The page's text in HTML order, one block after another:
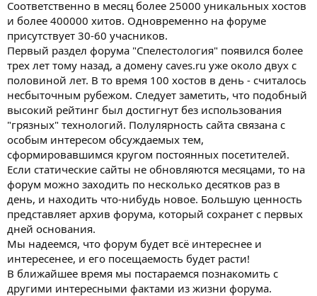
Соответственно в месяц более 25000 уникальных хостов
и более 400000 хитов. Одновременно на форуме
присутствует 30-60 учасников.
Первый раздел форума "Спелестология" появился более
трех лет тому назад, а домену caves.ru уже около двух с
половиной лет. В то время 100 хостов в день - считалось
несбыточным рубежом. Следует заметить, что подобный
высокий рейтинг был достигнут без использования
"грязных" технологий. Полулярность сайта связана с
особым интересом обсуждаемых тем,
сформировавшимся кругом постоянных посетителей.
Если статические сайты не обновляются месяцами, то на
форум можно заходить по несколько десятков раз в
день, и находить что-нибудь новое. Большую ценность
представляет архив форума, который сохранет с первых
дней основания.
Мы надеемся, что форум будет всё интереснее и
интересенее, и его посещаемость будет расти!
В ближайшее время мы постараемся познакомить с
другими интересными фактами из жизни форума.